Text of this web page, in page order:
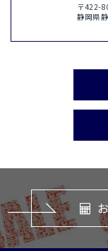
〒422-
静岡県